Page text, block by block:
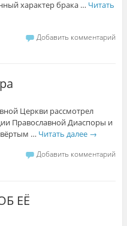
характер брака … Читать
Добавить комментарий
Церкви рассмотрел
Православной Диаспоры и
… Читать далее →
Добавить комментарий
ЕЁ